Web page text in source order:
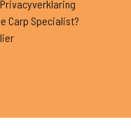
Privacyverklaring
Carp Specialist?